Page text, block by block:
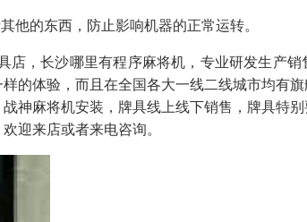
他的东西，防止影响机器的正常运转。
店，长沙哪里有程序麻将机，专业研发生产
的体验，而且在全国各大一线二线城市均有
神麻将机安装，牌具线上线下销售，牌具特
迎来店或者来电咨询。